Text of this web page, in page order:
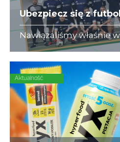
Ubezpiecz się z
Nawiązaliśmy właśnie
futbolpolisy.pl, która
się ubezpieczeniami
amatorów.
Aktualność